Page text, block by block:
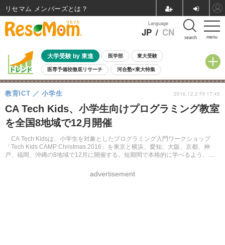
menu
Language
JP / CN search
大学受験 by 東進 医学部 東大受験
医専予備校徹底リサーチ 河合塾×東大特集
親子で考える大学選び 高校受験 中学受験 小学校受験
共通テスト 夏休み
8月開催イベント・WS 全国公立高校 過去問 人気記事
自由研究教材（小学生向け） 自由研究教材（中学生向け）
CA Tech Kids、小学生向けプログラミング教室
を全国8地域で12月開催
CA Tech Kidsは、小学生を対象としたプログラミング入門ワークショップ
「Tech Kids CAMP Christmas 2016」を東京と横浜、愛知、大阪、京都、神
戸、福岡、沖縄の8地域で12月に開催する。短期間で本格的に学べるよう、一
教育ICT 小学生
advertisement
2016.12.2 Fri 17:45
リセマム メンバーズ